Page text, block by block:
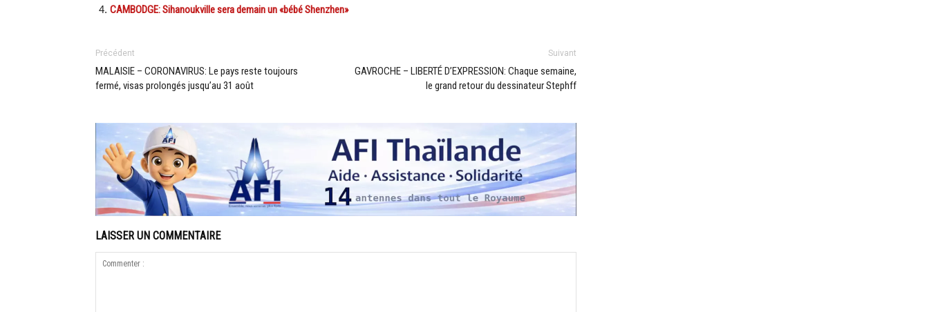
CAMBODGE: Sihanoukville sera demain un «bébé Shenzhen»
Précédent
MALAISIE – CORONAVIRUS: Le pays reste toujours
fermé, visas prolongés jusqu’au 31 août
Suivant
GAVROCHE – LIBERTÉ D’EXPRESSION: Chaque semaine,
le grand retour du dessinateur Stephff
LAISSER UN COMMENTAIRE